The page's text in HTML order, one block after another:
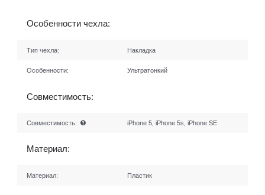
Особенности чехла:
Тип чехла: Накладка
Особенности: Ультратонкий
Совместимость:
Совместимость: iPhone 5, iPhone 5s, iPhone SE
Материал:
Материал: Пластик